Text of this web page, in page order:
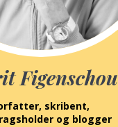
Figenschou
skribent,
og blogger